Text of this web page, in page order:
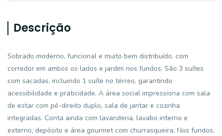
Descrição
Sobrado moderno, funcional e muito bem distribuído, com
corredor em ambos os lados e jardim nos fundos. São 3 suítes
com sacadas, incluindo 1 suíte no térreo, garantindo
acessibilidade e praticidade. A área social impressiona com sala
de estar com pé-direito duplo, sala de jantar e cozinha
integradas. Conta ainda com lavanderia, lavabo interno e
externo, depósito e área gourmet com churrasqueira. Nos fundos,